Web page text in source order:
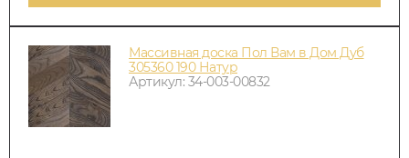
Массивная доска Пол Вам в Дом Дуб
305360 190 Натур
Артикул: 34-003-00832